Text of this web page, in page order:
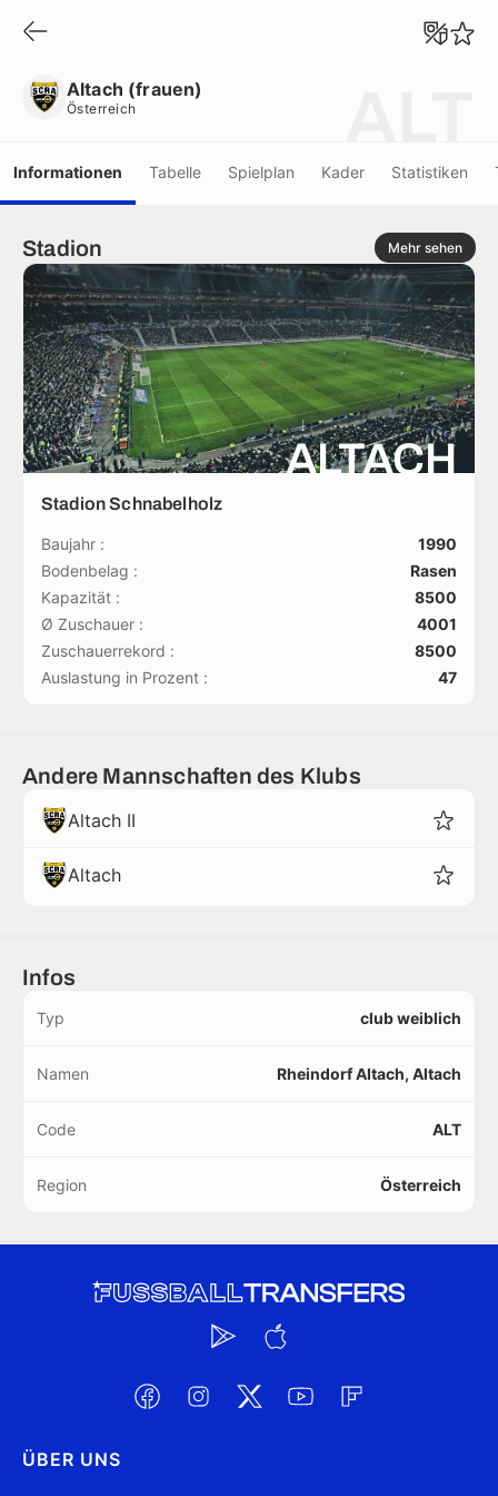
Altach (frauen)
Österreich
Informationen Tabelle Spielplan Kader Statistiken
Stadion Mehr sehen
ALTACH
Stadion Schnabelholz
Baujahr :
1990
Bodenbelag :
Rasen
Kapazität :
8500
Ø Zuschauer :
4001
Zuschauerrekord :
8500
Auslastung in Prozent :
47
Andere Mannschaften des Klubs
Altach II
Altach
Infos
Typ club weiblich
Namen Rheindorf Altach, Altach
Code ALT
Region Österreich
ÜBER UNS